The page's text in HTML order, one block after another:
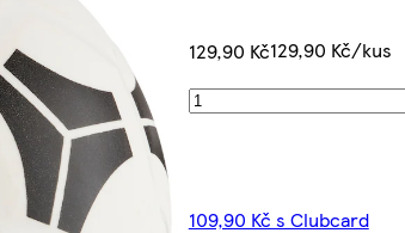
129,90 Kč129,90 Kč/kus
109,90 Kč s Clubcard